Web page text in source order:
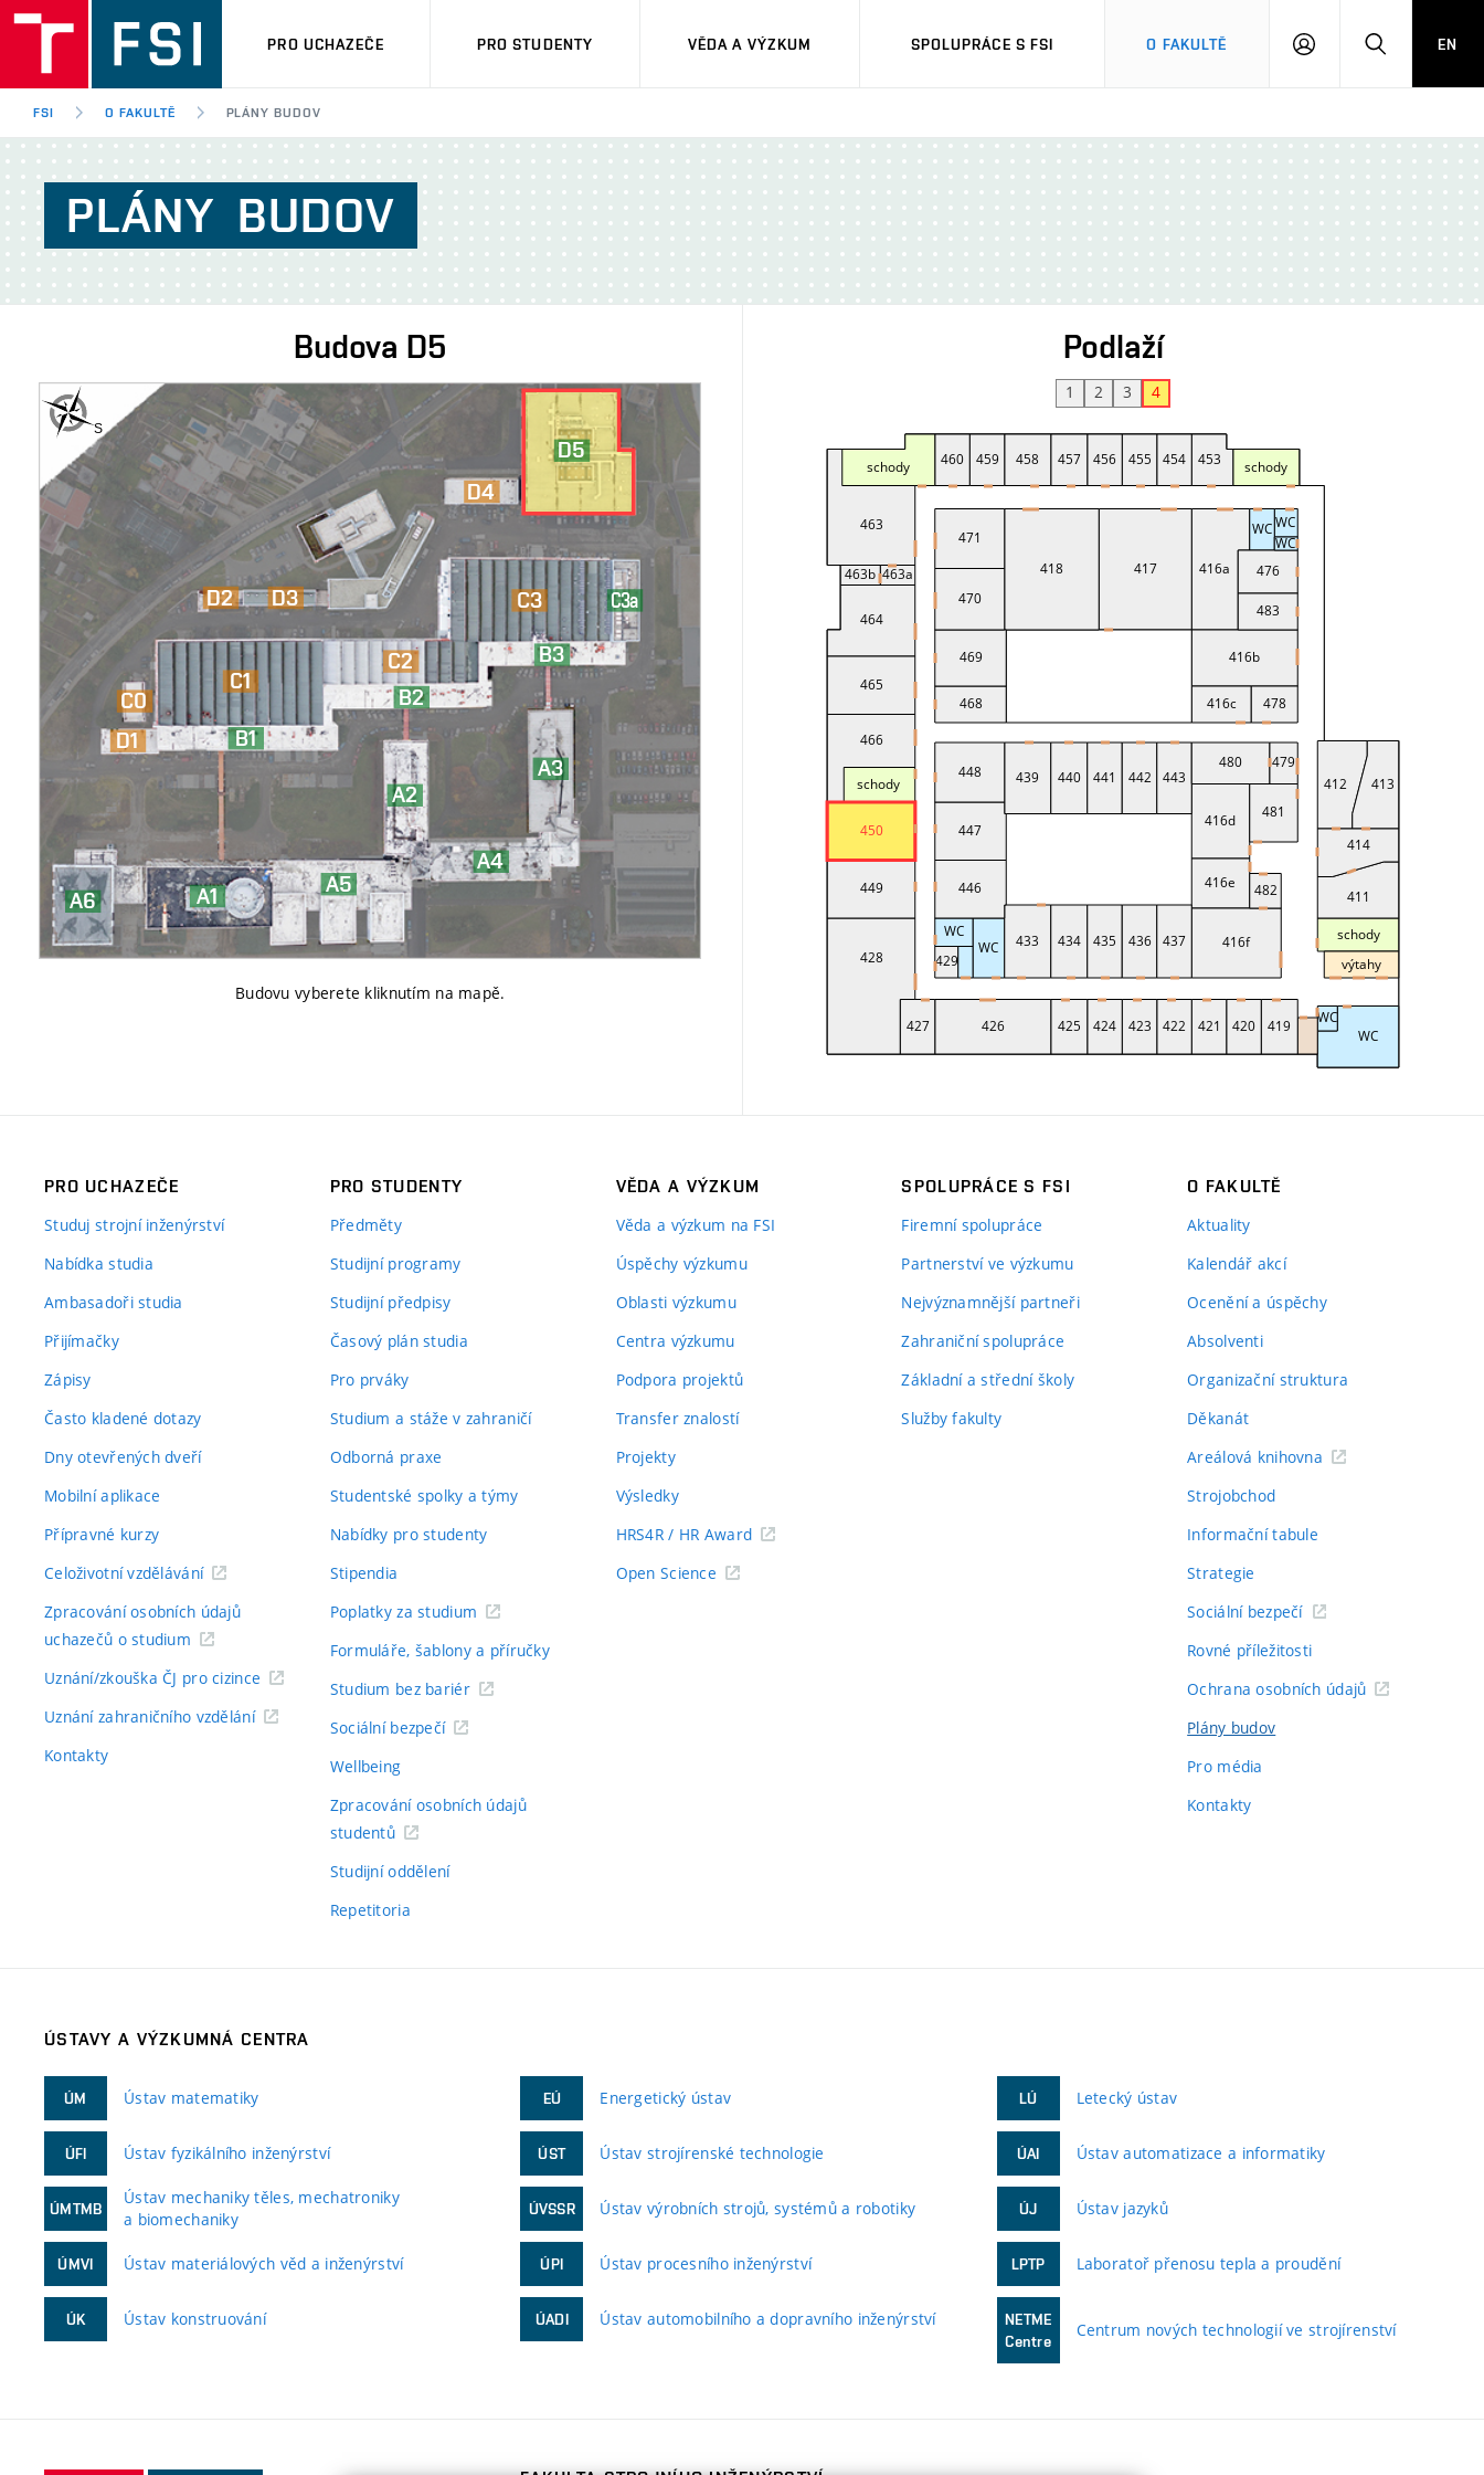
PRO UCHAZEČE PRO STUDENTY VĚDA A VÝZKUM SPOLUPRÁCE S FSI O FAKULTĚ
PŘIHLÁŠENÍHLEDAT
EN
FSI O FAKULTĚ PLÁNY BUDOV
PLÁNY BUDOV
Budova D5
Budovu vyberete kliknutím na mapě.
Podlaží
1 2 3 4
PRO UCHAZEČE
Studuj strojní inženýrství
Nabídka studia
Ambasadoři studia
Přijímačky
Zápisy
Často kladené dotazy
Dny otevřených dveří
Mobilní aplikace
Přípravné kurzy
Celoživotní vzdělávání
Zpracování osobních údajů
uchazečů o studium
Uznání/zkouška ČJ pro cizince
Uznání zahraničního vzdělání
Kontakty
PRO STUDENTY
Předměty
Studijní programy
Studijní předpisy
Časový plán studia
Pro prváky
Studium a stáže v zahraničí
Odborná praxe
Studentské spolky a týmy
Nabídky pro studenty
Stipendia
Poplatky za studium
Formuláře, šablony a příručky
Studium bez bariér
Sociální bezpečí
Wellbeing
Zpracování osobních údajů
studentů
Studijní oddělení
Repetitoria
VĚDA A VÝZKUM
Věda a výzkum na FSI
Úspěchy výzkumu
Oblasti výzkumu
Centra výzkumu
Podpora projektů
Transfer znalostí
Projekty
Výsledky
HRS4R / HR Award
Open Science
SPOLUPRÁCE S FSI
Firemní spolupráce
Partnerství ve výzkumu
Nejvýznamnější partneři
Zahraniční spolupráce
Základní a střední školy
Služby fakulty
O FAKULTĚ
Aktuality
Kalendář akcí
Ocenění a úspěchy
Absolventi
Organizační struktura
Děkanát
Areálová knihovna
Strojobchod
Informační tabule
Strategie
Sociální bezpečí
Rovné příležitosti
Ochrana osobních údajů
Plány budov
Pro média
Kontakty
ÚSTAVY A VÝZKUMNÁ CENTRA
ÚM Ústav matematiky
ÚFI Ústav fyzikálního inženýrství
ÚMTMB
Ústav mechaniky těles, mechatroniky
a biomechaniky
ÚMVI Ústav materiálových věd a inženýrství
ÚK Ústav konstruování
EÚ Energetický ústav
ÚST Ústav strojírenské technologie
ÚVSSR Ústav výrobních strojů, systémů a robotiky
ÚPI Ústav procesního inženýrství
ÚADI Ústav automobilního a dopravního inženýrství
LÚ Letecký ústav
ÚAI Ústav automatizace a informatiky
ÚJ Ústav jazyků
LPTP Laboratoř přenosu tepla a proudění
NETME
Centre
Centrum nových technologií ve strojírenství